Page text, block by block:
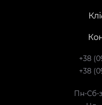
+38
+38
Пн-Сб-